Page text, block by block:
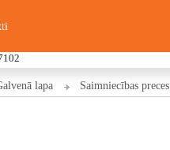
lapa Saimniecības preces